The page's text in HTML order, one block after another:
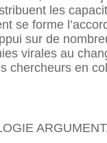
les
se forme
sur de
virales au
chercheurs en